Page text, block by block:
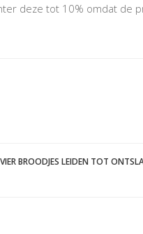
deze tot 10% omdat de
BROODJES LEIDEN TOT